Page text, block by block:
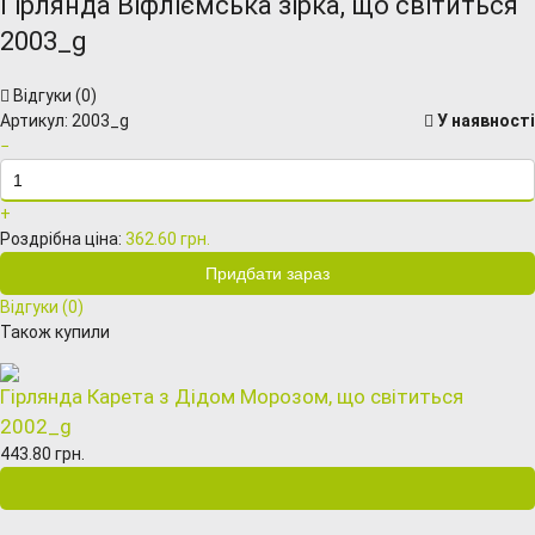
2003_g
Відгуки (0)
Артикул: 2003_g
У наявності
−
+
Роздрібна ціна: 362.60 грн.
Відгуки (0)
Також купили
Гірлянда Карета з Дідом Морозом, що світиться
2002_g
443.80 грн.